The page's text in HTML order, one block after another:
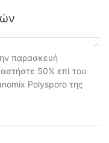
παρασκευή
50% επί του
Polysporo της